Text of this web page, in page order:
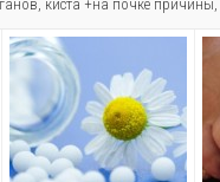
, киста +на почке причины